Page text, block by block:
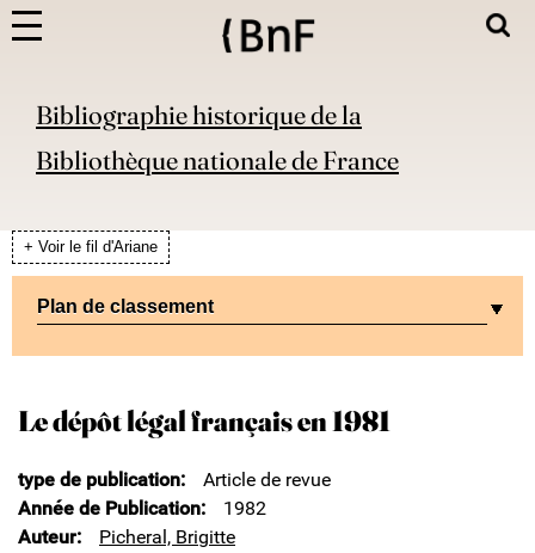
Bibliographie historique de la
Bibliothèque nationale de France
+ Voir le fil d'Ariane
Plan de classement
Le dépôt légal français en 1981
type de publication
Article de revue
Année de Publication
1982
Auteur
Picheral, Brigitte